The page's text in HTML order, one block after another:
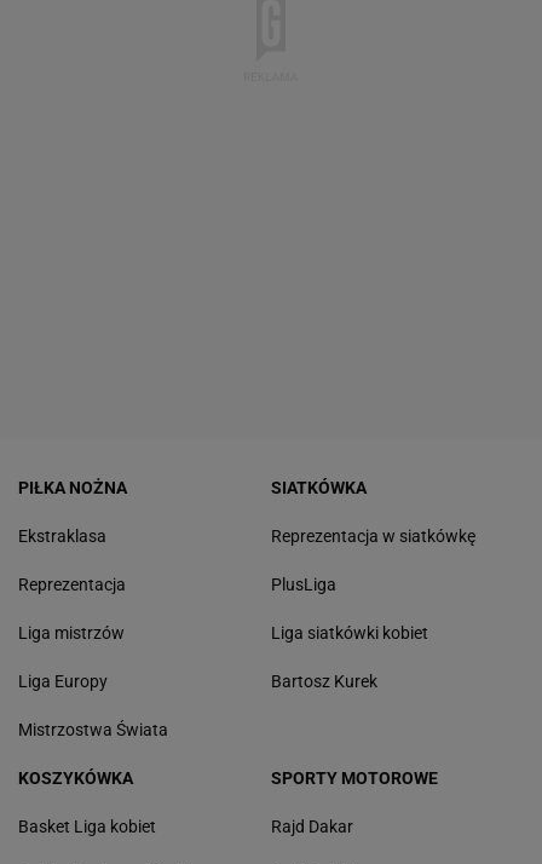
PIŁKA NOŻNA
Ekstraklasa
Reprezentacja
Liga mistrzów
Liga Europy
Mistrzostwa Świata
SIATKÓWKA
Reprezentacja w siatkówkę
PlusLiga
Liga siatkówki kobiet
Bartosz Kurek
KOSZYKÓWKA
Basket Liga kobiet
SPORTY MOTOROWE
Rajd Dakar